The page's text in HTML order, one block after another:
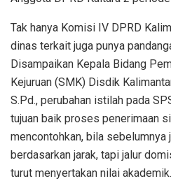
Tak hanya Komisi IV DPRD
dinas terkait juga punya
Disampaikan Kepala Bidang
Kejuruan (SMK) Disdik
S.Pd., perubahan istilah pada
tujuan baik proses penerimaan
mencontohkan, bila sebelumnya
berdasarkan jarak, tapi jalur
turut menyertakan nilai akademik.